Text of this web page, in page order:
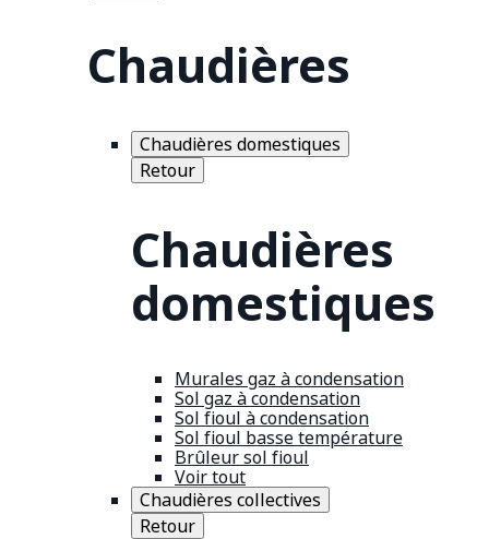
Chaudières
Chaudières domestiques
Retour
Chaudières
domestiques
Murales gaz à condensation
Sol gaz à condensation
Sol fioul à condensation
Sol fioul basse température
Brûleur sol fioul
Voir tout
Chaudières collectives
Retour